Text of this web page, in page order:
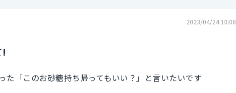
2023/04/24 10:00
!
た「このお砂糖持ち帰ってもいい？」と言いたいです